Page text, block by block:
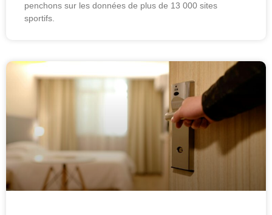
penchons sur les données de plus de 13 000 sites
sportifs.